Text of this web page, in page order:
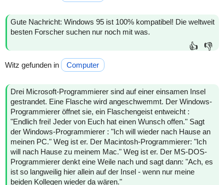
Gute Nachricht: Windows 95 ist 100% kompatibel! Die weltweit
besten Forscher suchen nur noch mit was.
👍 👎
Witz gefunden in Computer
Drei Microsoft-Programmierer sind auf einer einsamen Insel
gestrandet. Eine Flasche wird angeschwemmt. Der Windows-
Programmierer öffnet sie, ein Flaschengeist entweicht :
"Endlich frei! Jeder von Euch hat einen Wunsch offen." Sagt
der Windows-Programmierer : "Ich will wieder nach Hause an
meinen PC." Weg ist er. Der Macintosh-Programmierer: "Ich
will nach Hause zu meinem Mac." Weg ist er. Der MS-DOS-
Programmierer denkt eine Weile nach und sagt dann: "Ach, es
ist so langweilig hier allein auf der Insel - wenn nur meine
beiden Kollegen wieder da wären."